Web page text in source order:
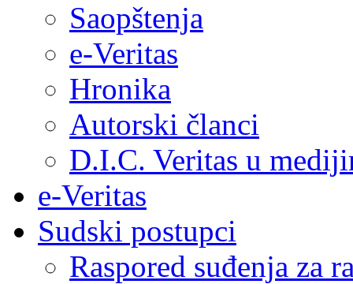
Saopštenja
e-Veritas
Hronika
Autorski članci
D.I.C. Veritas u
e-Veritas
Sudski postupci
Raspored suđenja za